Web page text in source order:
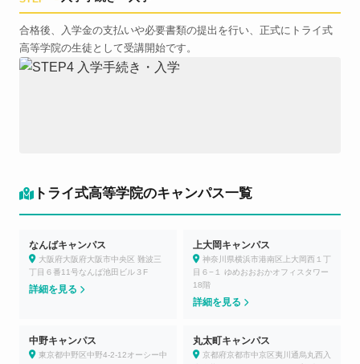
合格後、入学金の支払いや必要書類の提出を行い、正式にトライ式
高等学院の生徒として受講開始です。
トライ式高等学院のキャンパス一覧
なんばキャンパス
大阪府大阪府大阪市中央区 難波三
丁目６番11号なんば池田ビル３F
詳細を見る
上大岡キャンパス
神奈川県横浜市港南区上大岡西１丁
目６−１ ゆめおおおかオフィスタワー
18階
詳細を見る
中野キャンパス
東京都中野区中野4-2-12オーシー中
丸太町キャンパス
京都府京都市中京区夷川通烏丸西入